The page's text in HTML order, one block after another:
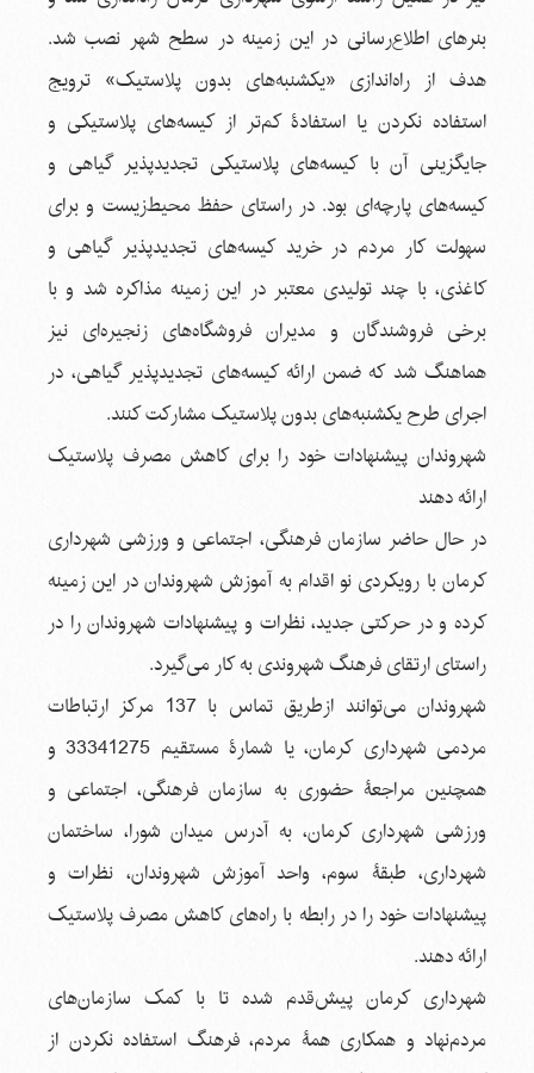
بنرهای اطلاع‌رسانی در این زمینه در سطح شهر نصب شد.
هدف از راه‌اندازی «یکشنبه‌های بدون پلاستیک» ترویج
استفاده نکردن یا استفادۀ کم‌تر از کیسه‌های پلاستیکی و
جایگزینی آن با کیسه‌های پلاستیکی تجدیدپذیر گیاهی و
کیسه‌های پارچه‌ای بود. در راستای حفظ محیط‌زیست و برای
سهولت کار مردم در خرید کیسه‌های تجدیدپذیر گیاهی و
کاغذی، با چند تولیدی معتبر در این زمینه مذاکره شد و با
برخی فروشندگان و مدیران فروشگاه‌های زنجیره‌ای نیز
هماهنگ شد که ضمن ارائه‌ کیسه‌های تجدیدپذیر گیاهی، در
اجرای طرح یکشنبه‌های بدون پلاستیک مشارکت کنند.
شهروندان پیشنهادات خود را برای کاهش مصرف پلاستیک
ارائه دهند
در حال حاضر سازمان فرهنگی، اجتماعی و ورزشی شهرداری
کرمان با رویکردی نو اقدام به آموزش شهروندان در این زمینه
کرده و در حرکتی جدید، نظرات و پیشنهادات شهروندان را در
راستای ارتقای فرهنگ شهروندی به کار می‌گیرد.
شهروندان می‌توانند ازطریق تماس با 137 مرکز ارتباطات
مردمی شهرداری کرمان، یا شمارۀ مستقیم 33341275 و
همچنین مراجعۀ حضوری به سازمان فرهنگی، اجتماعی و
ورزشی شهرداری کرمان، به آدرس میدان شورا، ساختمان
شهرداری، طبقۀ سوم، واحد آموزش شهروندان، نظرات و
پیشنهادات خود را در رابطه با راه‌های کاهش مصرف پلاستیک
ارائه دهند.
شهرداری کرمان پیش‌قدم شده تا با کمک سازمان‌های
مردم‌نهاد و همکاری همۀ مردم، فرهنگ استفاده نکردن از